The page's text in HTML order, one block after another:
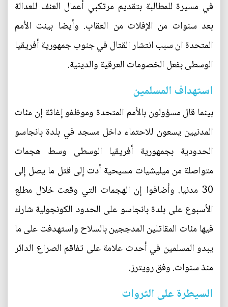
في مسيرة للمطالبة بتقديم مرتكبي أعمال العنف للعدالة
بعد سنوات من الإفلات من العقاب. وأيضا بينت الأمم
المتحدة ان سبب انتشار القتال في جنوب جمهورية أفريقيا
الوسطى بفعل الخصومات العرقية والدينية.
استهداف المسلمين
بينما قال مسؤولون بالأمم المتحدة وموظفو إغاثة إن مئات
المدنيين يسعون للاحتماء داخل مسجد في بلدة بانجاسو
الحدودية بجمهورية أفريقيا الوسطى وسط هجمات
متواصلة من ميليشيات مسيحية أدت إلى قتل ما يصل إلى
30 مدنيا. وأضافوا إن الهجمات التي وقعت خلال مطلع
الأسبوع على بلدة بانجاسو على الحدود الكونجولية شارك
فيها مئات المقاتلين المدججين بالسلاح واستهدفت على ما
يبدو المسلمين في أحدث علامة على تفاقم الصراع الدائر
منذ سنوات. وفق رويترز.
السيطرة على الثروات